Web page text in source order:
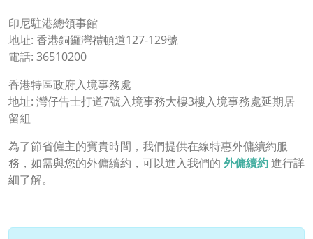
印尼駐港總領事館
地址: 香港銅鑼灣禮頓道127-129號
電話: 36510200
香港特區政府入境事務處
地址: 灣仔告士打道7號入境事務大樓3樓入境事務處延期居
留組
為了節省僱主的寶貴時間，我們提供在線特惠外傭續約服
務，如需與您的外傭續約，可以進入我們的 外傭續約進行詳
細了解。